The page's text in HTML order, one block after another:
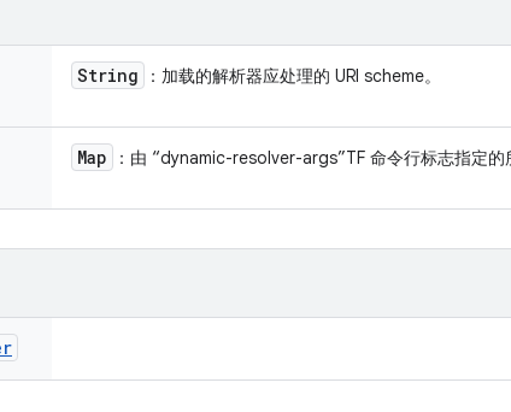
String ：加载的解析器应处理的 URI scheme。
Map ：由 “dynamic-resolver-args”TF 命令行标志指定的